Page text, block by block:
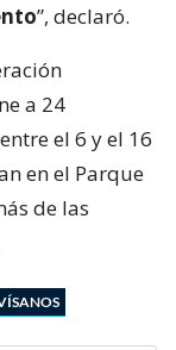
”, declaró.
a 24
el 6 y el 16
en el Parque
de las